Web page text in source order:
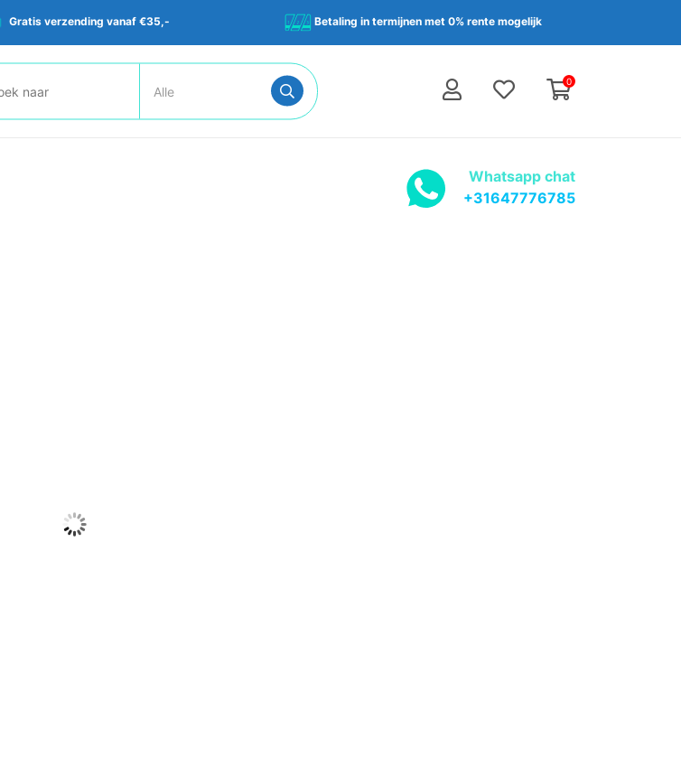
Gratis verzending vanaf €35,- Betaling in termijnen met 0% rente mogelijk
0
Whatsapp chat
+31647776785